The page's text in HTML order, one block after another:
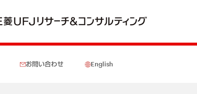
お問い合わせ English